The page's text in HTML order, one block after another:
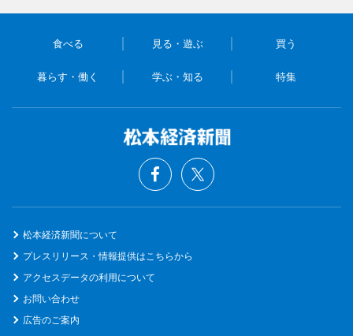
食べる 見る・遊ぶ 買う
暮らす・働く 学ぶ・知る 特集
松本経済新聞について
プレスリリース・情報提供はこちらから
アクセスデータの利用について
お問い合わせ
広告のご案内